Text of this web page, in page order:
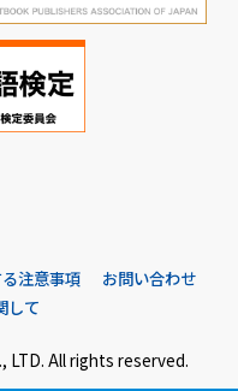
注意事項
お問い合わせ
して
LTD. All rights reserved.